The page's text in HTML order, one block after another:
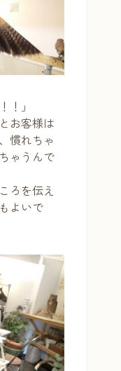
！」
お客様は
慣れちゃ
ゃうんで
ろを伝え
よいで